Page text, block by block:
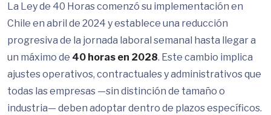
La Ley de 40 Horas comenzó su implementación en
Chile en abril de 2024 y establece una reducción
progresiva de la jornada laboral semanal hasta llegar a
un máximo de 40 horas en 2028. Este cambio implica
ajustes operativos, contractuales y administrativos que
todas las empresas —sin distinción de tamaño o
industria— deben adoptar dentro de plazos específicos.